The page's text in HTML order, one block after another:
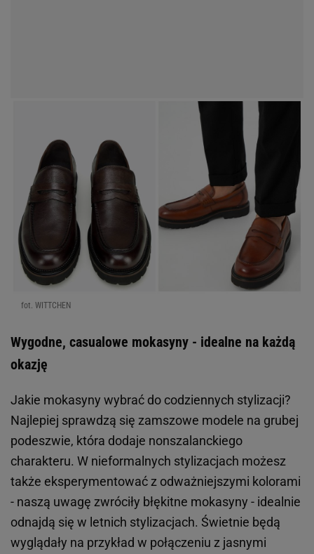
fot. WITTCHEN
Wygodne, casualowe mokasyny - idealne na każdą
okazję
Jakie mokasyny wybrać do codziennych stylizacji?
Najlepiej sprawdzą się zamszowe modele na grubej
podeszwie, która dodaje nonszalanckiego
charakteru. W nieformalnych stylizacjach możesz
także eksperymentować z odważniejszymi kolorami
- naszą uwagę zwróciły błękitne mokasyny - idealnie
odnajdą się w letnich stylizacjach. Świetnie będą
wyglądały na przykład w połączeniu z jasnymi